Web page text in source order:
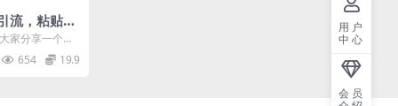
流，粘贴复
技术大揭
即可上手
家分享一个视
妙方法，这
654 19.9
用户
中心
会员